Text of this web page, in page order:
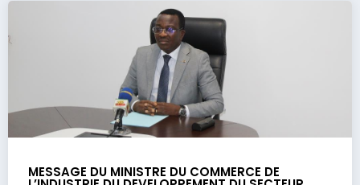
MESSAGE DU MINISTRE DU COMMERCE DE